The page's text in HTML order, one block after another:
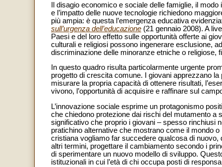
Il disagio economico e sociale delle famiglie, il
e l’impatto delle nuove tecnologie richiedono
più ampia: è questa l’emergenza educativa
sull’urgenza dell’educazione (21 gennaio 2008). A
Paesi e del loro effetto sulle opportunità offerte ai
culturali e religiosi possono ingenerare esclusione,
discriminazione delle minoranze etniche o religiose,
In questo quadro risulta particolarmente urgente
progetto di crescita comune. I giovani apprezzano
misurare la propria capacità di ottenere risultati,
vivono, l’opportunità di acquisire e raffinare sul
L’innovazione sociale esprime un protagonismo
che chiedono protezione dai rischi del mutamento a
significativo che proprio i giovani – spesso rinchiusi
pratichino alternative che mostrano come il mondo
cristiana vogliamo far succedere qualcosa di
altri termini, progettare il cambiamento secondo i
di sperimentare un nuovo modello di sviluppo.
istituzionali in cui l’età di chi occupa posti di